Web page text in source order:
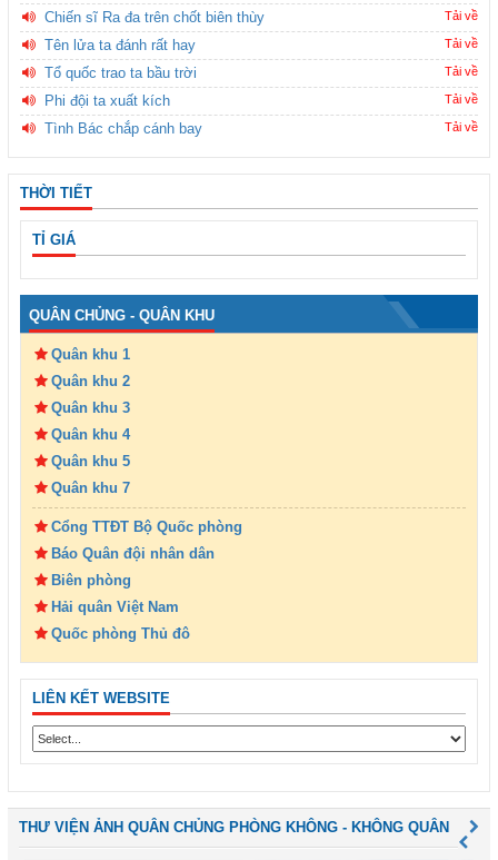
Chiến sĩ Ra đa trên chốt biên thùy Tải về
Tên lửa ta đánh rất hay Tải về
Tổ quốc trao ta bầu trời Tải về
Phi đội ta xuất kích Tải về
Tình Bác chắp cánh bay Tải về
THỜI TIẾT
TỈ GIÁ
QUÂN CHỦNG - QUÂN KHU
Quân khu 1
Quân khu 2
Quân khu 3
Quân khu 4
Quân khu 5
Quân khu 7
Cổng TTĐT Bộ Quốc phòng
Báo Quân đội nhân dân
Biên phòng
Hải quân Việt Nam
Quốc phòng Thủ đô
LIÊN KẾT WEBSITE
THƯ VIỆN ẢNH QUÂN CHỦNG PHÒNG KHÔNG - KHÔNG QUÂN